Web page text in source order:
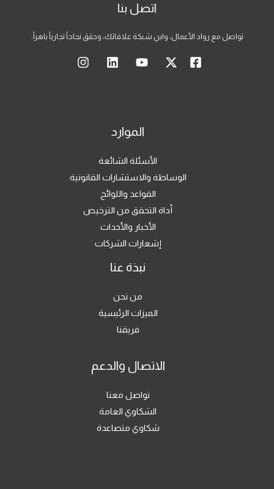
اتصل بنا
تواصل مع رواد الأعمال، وابنِ شبكة علاقاتك، وحقق نجاحاً تجارياً باهراً.
الموارد
الأسئلة الشائعة
الوساطة والاستشارات القانونية
القواعد واللوائح
أداة التحقق من الترخيص
الأخبار والأحداث
إشعارات الشركات
نبذة عنا
من نحن
الميزات الرئيسية
فريقنا
الاتصال والدعم
تواصل معنا
الشكاوي العامة
شكاوي متصاعدة